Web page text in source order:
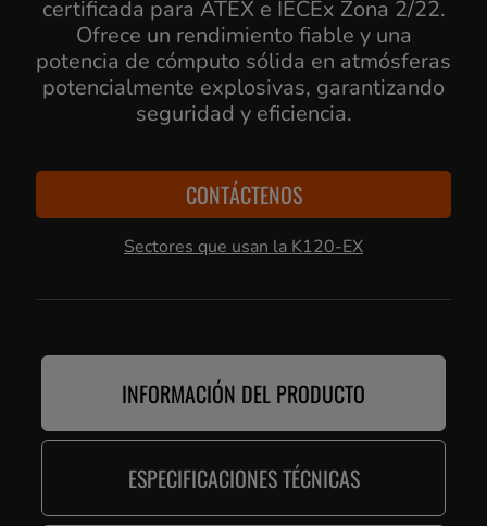
certificada para ATEX e IECEx Zona 2/22.
Ofrece un rendimiento fiable y una
potencia de cómputo sólida en atmósferas
potencialmente explosivas, garantizando
seguridad y eficiencia.
CONTÁCTENOS
Sectores que usan la K120-EX
INFORMACIÓN DEL PRODUCTO
ESPECIFICACIONES TÉCNICAS